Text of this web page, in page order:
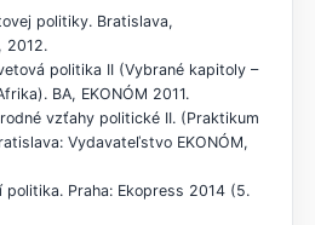
politiky. Bratislava,
2012.
politika II (Vybrané kapitoly –
BA, EKONÓM 2011.
vzťahy politické II. (Praktikum
Vydavateľstvo EKONÓM,
politika. Praha: Ekopress 2014 (5.